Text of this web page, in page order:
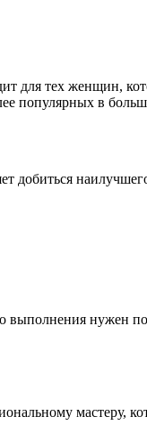
для тех женщин,
популярных в
добиться
выполнения нужен
мастеру,